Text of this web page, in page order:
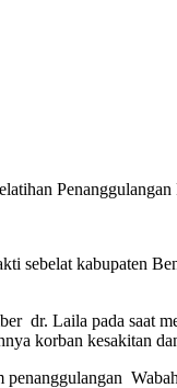
sebelat kabupaten
dr. Laila pada saat
korban kesakitan